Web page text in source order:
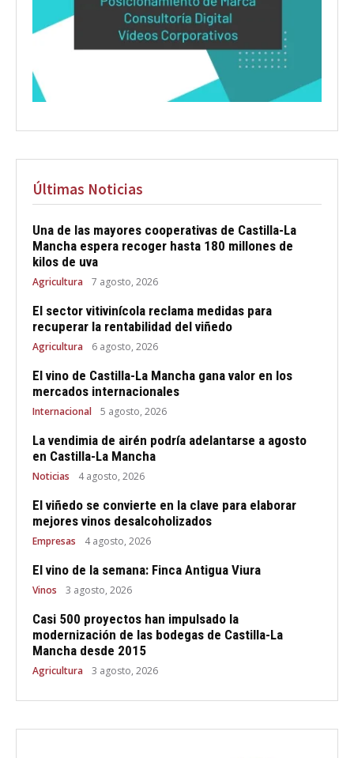
Últimas Noticias
Una de las mayores cooperativas de Castilla-La
Mancha espera recoger hasta 180 millones de
kilos de uva
Agricultura 7 agosto, 2026
El sector vitivinícola reclama medidas para
recuperar la rentabilidad del viñedo
Agricultura 6 agosto, 2026
El vino de Castilla-La Mancha gana valor en los
mercados internacionales
Internacional 5 agosto, 2026
La vendimia de airén podría adelantarse a agosto
en Castilla-La Mancha
Noticias 4 agosto, 2026
El viñedo se convierte en la clave para elaborar
mejores vinos desalcoholizados
Empresas 4 agosto, 2026
El vino de la semana: Finca Antigua Viura
Vinos 3 agosto, 2026
Casi 500 proyectos han impulsado la
modernización de las bodegas de Castilla-La
Mancha desde 2015
Agricultura 3 agosto, 2026